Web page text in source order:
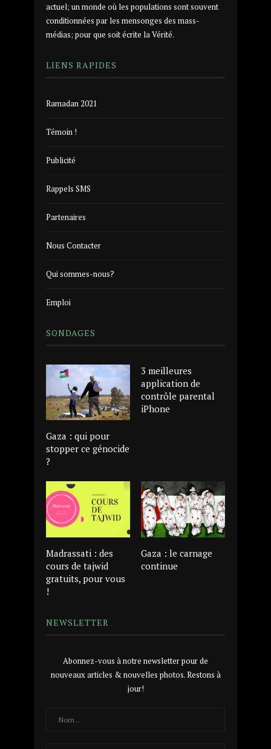
actuel; un monde où les populations sont souvent
conditionnées par les mensonges des mass-
médias; pour que soit écrite la Vérité.
LIENS RAPIDES
Ramadan 2021
Témoin !
Publicité
Rappels SMS
Partenaires
Nous Contacter
Qui sommes-nous?
Emploi
SONDAGES
Gaza : qui pour
stopper ce génocide
?
3 meilleures
application de
contrôle parental
iPhone
Madrassati : des
cours de tajwid
gratuits, pour vous
!
Gaza : le carnage
continue
NEWSLETTER
Abonnez-vous à notre newsletter pour de
nouveaux articles & nouvelles photos. Restons à
jour!